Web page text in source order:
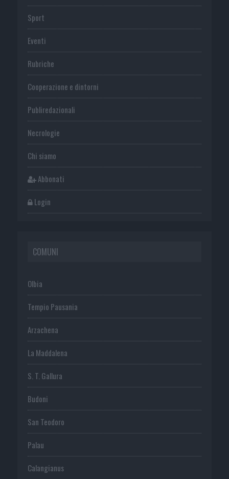
Sport
Eventi
Rubriche
Cooperazione e dintorni
Publiredazionali
Necrologie
Chi siamo
Abbonati
Login
COMUNI
Olbia
Tempio Pausania
Arzachena
La Maddalena
S. T. Gallura
Budoni
San Teodoro
Palau
Calangianus